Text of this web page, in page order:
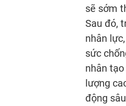
sẽ sớm
Sau đó,
nhân
sức
nhân
lượng
động